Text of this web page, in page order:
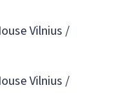
Vilnius /
Vilnius /